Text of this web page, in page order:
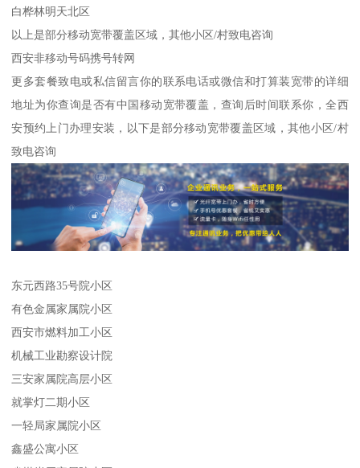
白桦林明天北区
以上是部分移动宽带覆盖区域，其他小区/村致电咨询
西安非移动号码携号转网
更多套餐致电或私信留言你的联系电话或微信和打算装宽带的详细
地址为你查询是否有中国移动宽带覆盖，查询后时间联系你，全西
安预约上门办理安装，以下是部分移动宽带覆盖区域，其他小区/村
致电咨询
东元西路35号院小区
有色金属家属院小区
西安市燃料加工小区
机械工业勘察设计院
三安家属院高层小区
就掌灯二期小区
一轻局家属院小区
鑫盛公寓小区